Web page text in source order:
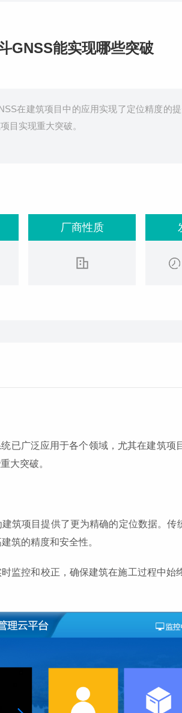
GNSS能实现哪些突破
在建筑项目中的应用实现了定位精度的
目实现重大突破。
厂商性质
已广泛应用于各个领域，尤其在建筑
大突破。
筑项目提供了更为精确的定位数据。
筑的精度和安全性。
监控和校正，确保建筑在施工过程中